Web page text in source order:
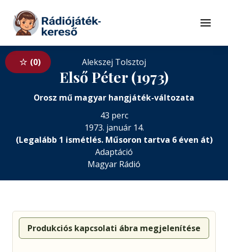
Tovább a tartalomhoz
Menü
0 Alekszej Tolsztoj
Első Péter (1973)
Orosz mű magyar hangjáték-változata
43 perc
1973. január 14.
(Legalább 1 ismétlés. Műsoron tartva 6 éven át)
Adaptáció
Magyar Rádió
Produkciós kapcsolati ábra megjelenítése